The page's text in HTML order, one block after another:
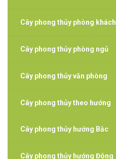
Cây phong thủy phòng khách
Cây phong thủy phòng ngủ
Cây phong thủy văn phòng
Cây phong thủy theo hướng
Cây phong thủy hướng Bắc
Cây phong thủy hướng Đông